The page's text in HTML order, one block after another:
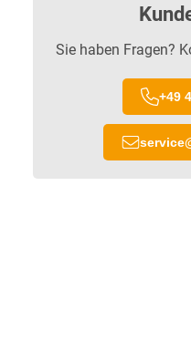
Sie haben Fragen?
+49
service